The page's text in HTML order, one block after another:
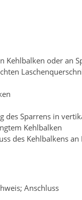
Kehlbalken oder an
des Sparrens in
Kehlbalken
des Kehlbalkens an
Anschluss